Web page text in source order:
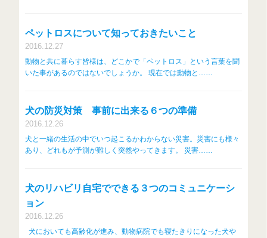
ペットロスについて知っておきたいこと
2016.12.27
動物と共に暮らす皆様は、どこかで「ペットロス」という言葉を聞
いた事があるのではないでしょうか。 現在では動物と……
犬の防災対策 事前に出来る６つの準備
2016.12.26
犬と一緒の生活の中でいつ起こるかわからない災害。災害にも様々
あり、どれもが予測が難しく突然やってきます。 災害……
犬のリハビリ自宅でできる３つのコミュニケーシ
ョン
2016.12.26
犬においても高齢化が進み、動物病院でも寝たきりになった犬や